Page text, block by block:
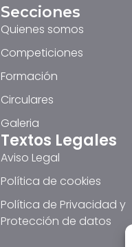
Secciones
Quienes somos
Competiciones
Formación
Circulares
Galeria
Textos Legales
Aviso Legal
Política de cookies
Política de Privacidad y
Protección de datos